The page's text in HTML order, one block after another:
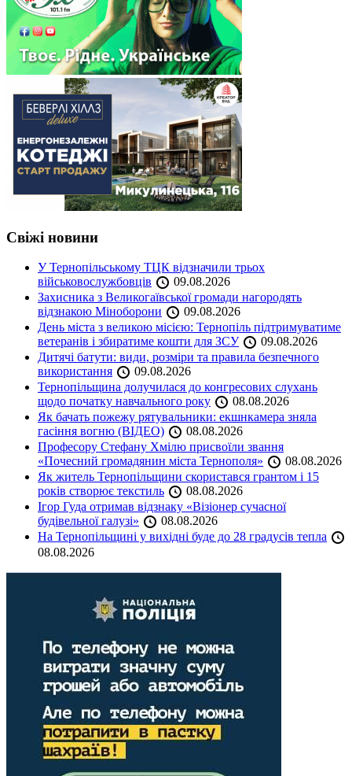
Свіжі новини
У Тернопільському ТЦК відзначили трьох
військовослужбовців
09.08.2026
Захисника з Великогаївської громади нагородять
відзнакою Міноборони
09.08.2026
День міста з великою місією: Тернопіль підтримуватиме
ветеранів і збиратиме кошти для ЗСУ
09.08.2026
Дитячі батути: види, розміри та правила безпечного
використання
09.08.2026
Тернопільщина долучилася до конгресових слухань
щодо початку навчального року
08.08.2026
Як бачать пожежу рятувальники: екшнкамера зняла
гасіння вогню (ВІДЕО)
08.08.2026
Професору Стефану Хмілю присвоїли звання
«Почесний громадянин міста Тернополя»
08.08.2026
Як житель Тернопільщини скористався грантом і 15
років створює текстиль
08.08.2026
Ігор Гуда отримав відзнаку «Візіонер сучасної
будівельної галузі»
08.08.2026
На Тернопільщині у вихідні буде до 28 градусів тепла
08.08.2026